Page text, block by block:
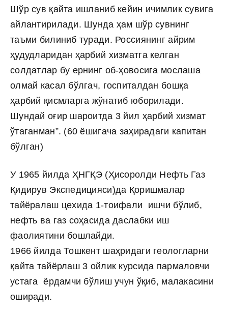
Шўр сув қайта ишланиб кейин ичимлик сувига
айлантирилади. Шунда ҳам шўр сувнинг
таъми билиниб туради. Россиянинг айрим
ҳудудларидан ҳарбий хизматга келган
солдатлар бу ернинг об-ҳовосига мослаша
олмай касал бўлгач, госпиталдан бошқа
ҳарбий қисмларга жўнатиб юборилади.
Шундай оғир шароитда 3 йил ҳарбий хизмат
ўтаганман”. (60 ёшигача заҳирадаги капитан
бўлган)
У 1965 йилда ҲНГҚЭ (Ҳисоролди Нефть Газ
Қидирув Экспедицияси)да Қоришмалар
тайёралаш цехида 1-тоифали ишчи бўлиб,
нефть ва газ соҳасида даслабки иш
фаолиятини бошлайди.
1966 йилда Тошкент шаҳридаги геологларни
қайта тайёрлаш 3 ойлик курсида пармаловчи
устага ёрдамчи бўлиш учун ўқиб, малакасини
оширади.